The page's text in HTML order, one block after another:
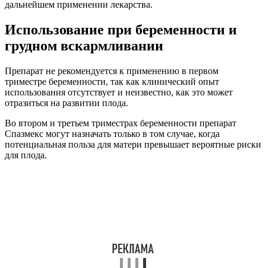
дальнейшем применении лекарства.
Использование при беременности и
грудном вскармливании
Препарат не рекомендуется к применению в первом
триместре беременности, так как клинический опыт
использования отсутствует и неизвестно, как это может
отразиться на развитии плода.
Во втором и третьем триместрах беременности препарат
Спазмекс могут назначать только в том случае, когда
потенциальная польза для матери превышает вероятные риски
для плода.